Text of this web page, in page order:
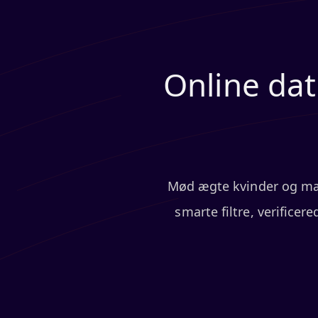
Online
Mød ægte kvinder og
smarte filtre,